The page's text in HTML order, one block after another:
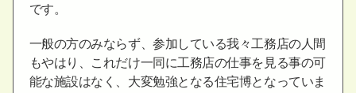
です。
一般の方のみならず、参加している我々工務店の人間
もやはり、これだけ一同に工務店の仕事を見る事の可
能な施設はなく、大変勉強となる住宅博となっていま